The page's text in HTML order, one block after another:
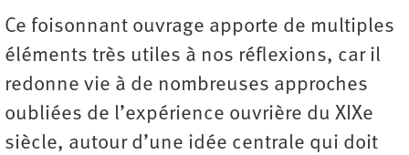
Ce foisonnant ouvrage apporte de multiples
éléments très utiles à nos réflexions, car il
redonne vie à de nombreuses approches
oubliées de l’expérience ouvrière du XIXe
siècle, autour d’une idée centrale qui doit